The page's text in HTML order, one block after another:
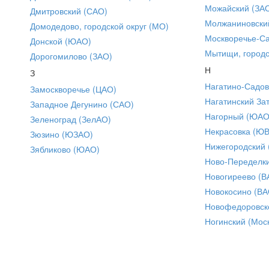
Дмитровский (САО)
Домодедово, городской округ (МО)
Донской (ЮАО)
Дорогомилово (ЗАО)
З
Замоскворечье (ЦАО)
Западное Дегунино (САО)
Зеленоград (ЗелАО)
Зюзино (ЮЗАО)
Зябликово (ЮАО)
Можайский
Москворечье-
Мытищи,
Н
Нагатино-
Нагатинский
Нагорный
Некрасовка
Ново-
Новогиреево
Новокосино
Ногинский